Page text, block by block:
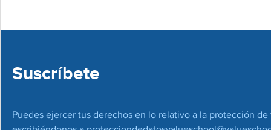
Suscríbete
Puedes ejercer tus derechos en lo relativo a la protección de